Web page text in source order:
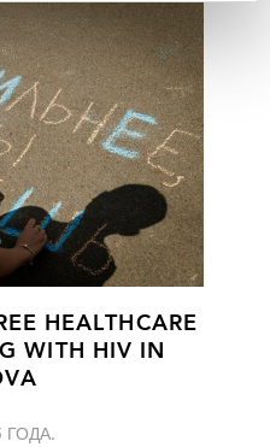
HEALTHCARE
WITH HIV IN
ГОДА.